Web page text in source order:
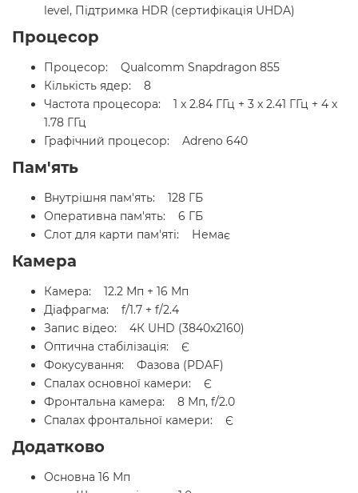
level, Підтримка HDR (сертифікація UHDA)
Процесор
Процесор: Qualcomm Snapdragon 855
Кількість ядер: 8
Частота процесора: 1 x 2.84 ГГц + 3 x 2.41 ГГц + 4 x
1.78 ГГц
Графічний процесор: Adreno 640
Пам'ять
Внутрішня пам'ять: 128 ГБ
Оперативна пам'ять: 6 ГБ
Слот для карти пам'яті: Немає
Камера
Камера: 12.2 Мп + 16 Мп
Діафрагма: f/1.7 + f/2.4
Запис відео: 4К UHD (3840x2160)
Оптична стабілізація: Є
Фокусування: Фазова (PDAF)
Спалах основної камери: Є
Фронтальна камера: 8 Мп, f/2.0
Спалах фронтальної камери: Є
Додатково
Основна 16 Мп